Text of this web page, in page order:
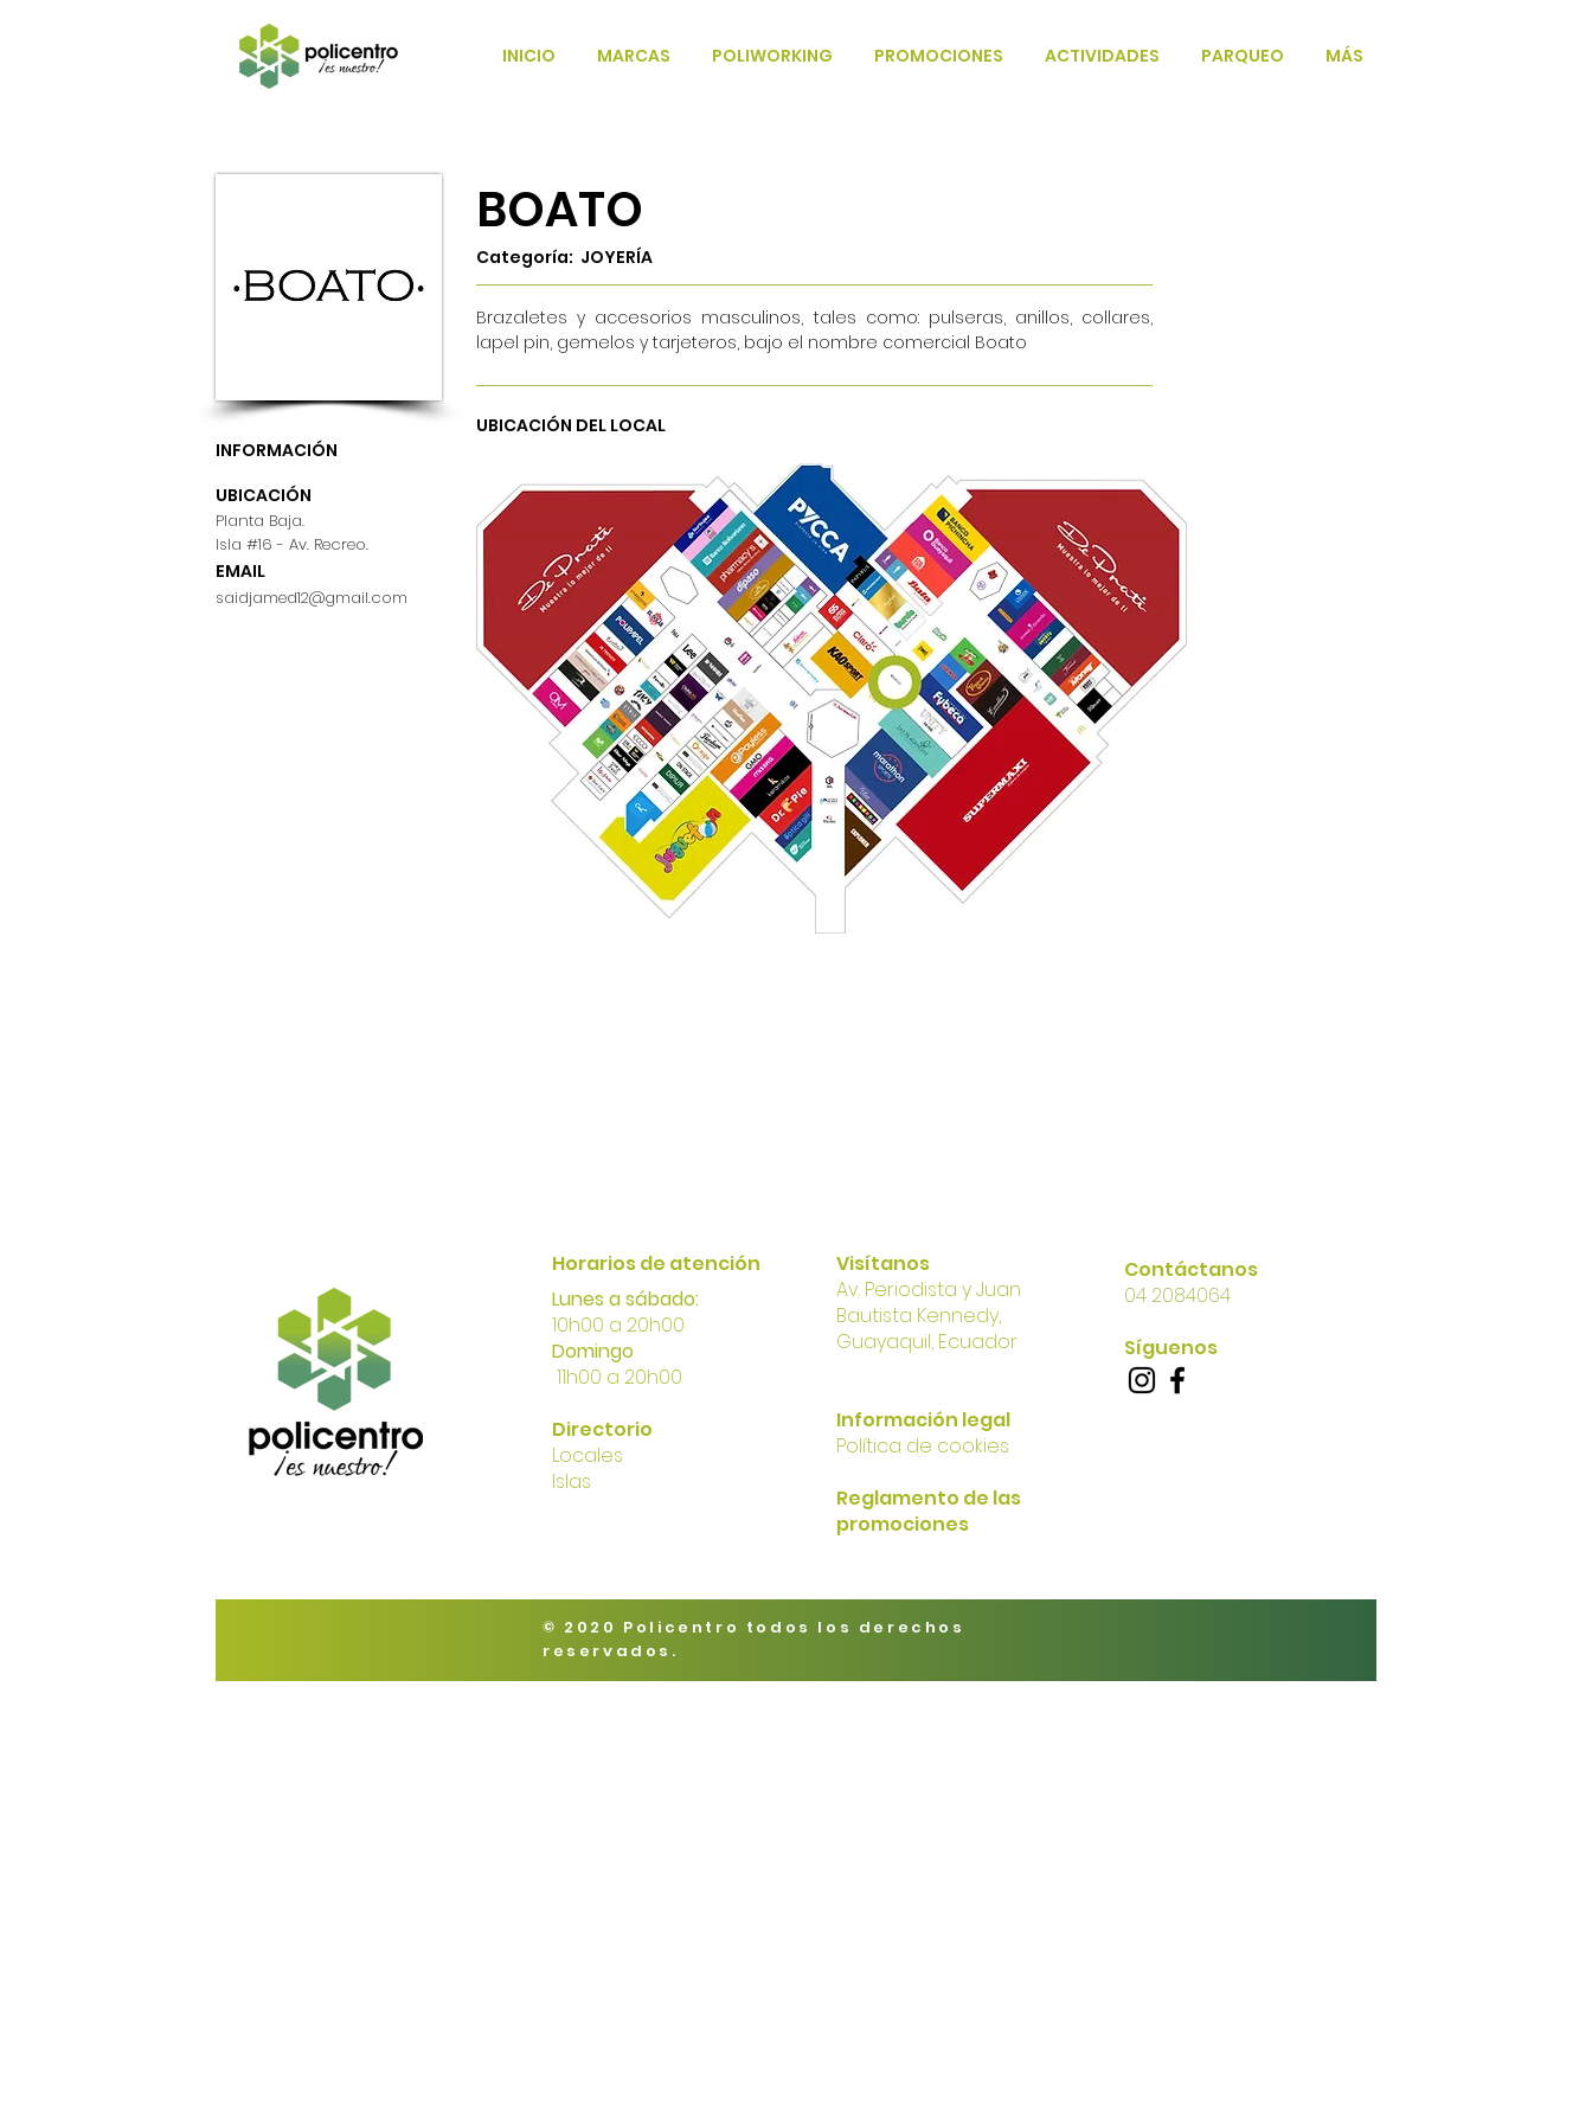
INICIO MARCAS POLIWORKING PROMOCIONES ACTIVIDADES PARQUEO MÁS
BOATO
Categoría: JOYERÍA
Brazaletes y accesorios masculinos, tales como: pulseras, anillos, collares,
lapel pin, gemelos y tarjeteros, bajo el nombre comercial Boato
UBICACIÓN DEL LOCAL
INFORMACIÓN
UBICACIÓN
Planta Baja.
Isla #16 - Av. Recreo.
EMAIL
saidjamed12@gmail.com
Horarios de atención
Lunes a sábado:
10h00 a 20h00
Domingo
11h00 a 20h00
Directorio
Locales
Islas
Visítanos
Av. Periodista y Juan
Bautista Kennedy,
Guayaquil, Ecuador
Información legal
Política de cookies
Reglamento de las
promociones
Contáctanos
04 2084064
Síguenos
© 2020 Policentro todos los derechos
reservados.